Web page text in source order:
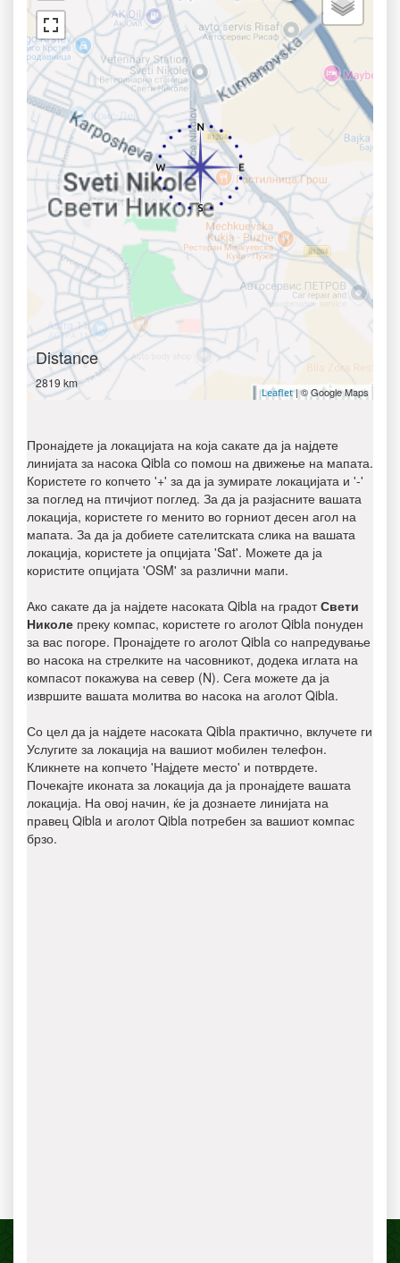
Distance
2819 km
Leaflet| © Google Maps
Пронајдете ја локацијата на која сакате да ја најдете
линијата за насока Qibla со помош на движење на мапата.
Користете го копчето '+' за да ја зумирате локацијата и '-'
за поглед на птичјиот поглед. За да ја разјасните вашата
локација, користете го менито во горниот десен агол на
мапата. За да ја добиете сателитската слика на вашата
локација, користете ја опцијата 'Sat'. Можете да ја
користите опцијата 'OSM' за различни мапи.
Ако сакате да ја најдете насоката Qibla на градотСвети
Николе преку компас, користете го аголот Qibla понуден
за вас погоре. Пронајдете го аголот Qibla со напредување
во насока на стрелките на часовникот, додека иглата на
компасот покажува на север (N). Сега можете да ја
извршите вашата молитва во насока на аголот Qibla.
Со цел да ја најдете насоката Qibla практично, вклучете ги
Услугите за локација на вашиот мобилен телефон.
Кликнете на копчето 'Најдете место' и потврдете.
Почекајте иконата за локација да ја пронајдете вашата
локација. На овој начин, ќе ја дознаете линијата на
правец Qibla и аголот Qibla потребен за вашиот компас
брзо.